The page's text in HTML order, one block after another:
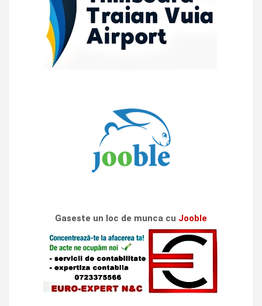
Gaseste un loc de munca cu Jooble